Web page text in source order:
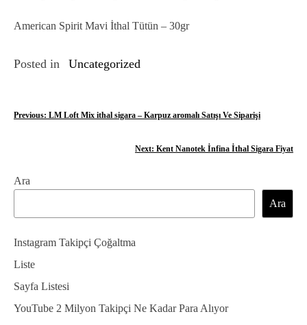
American Spirit Mavi İthal Tütün – 30gr
Posted in Uncategorized
Y
ı
g
e
z
i
n
Previous: LM Loft Mix ithal sigara – Karpuz aromalı Satışı Ve Siparişi
Next: Kent Nanotek İnfina İthal Sigara Fiyat
Ara
Ara
Instagram Takipçi Çoğaltma
Liste
Sayfa Listesi
YouTube 2 Milyon Takipçi Ne Kadar Para Alıyor